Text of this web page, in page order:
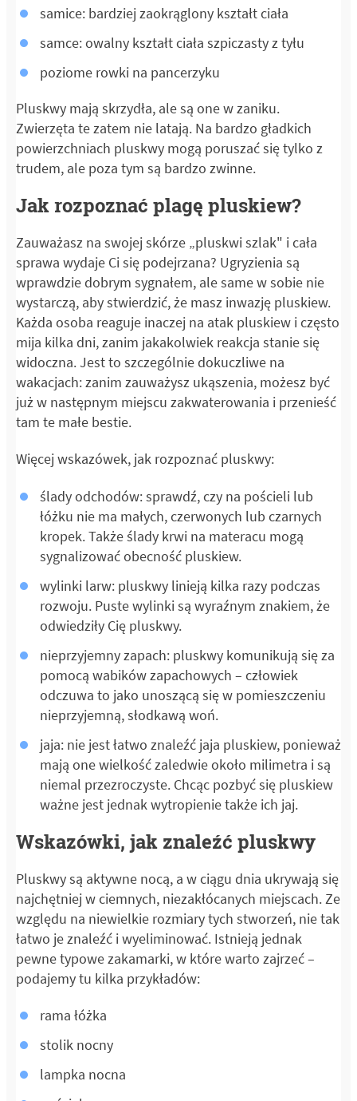
samice: bardziej zaokrąglony kształt ciała
samce: owalny kształt ciała szpiczasty z tyłu
poziome rowki na pancerzyku
Pluskwy mają skrzydła, ale są one w zaniku.
Zwierzęta te zatem nie latają. Na bardzo gładkich
powierzchniach pluskwy mogą poruszać się tylko z
trudem, ale poza tym są bardzo zwinne.
Jak rozpoznać plagę pluskiew?
Zauważasz na swojej skórze „pluskwi szlak" i cała
sprawa wydaje Ci się podejrzana? Ugryzienia są
wprawdzie dobrym sygnałem, ale same w sobie nie
wystarczą, aby stwierdzić, że masz inwazję pluskiew.
Każda osoba reaguje inaczej na atak pluskiew i często
mija kilka dni, zanim jakakolwiek reakcja stanie się
widoczna. Jest to szczególnie dokuczliwe na
wakacjach: zanim zauważysz ukąszenia, możesz być
już w następnym miejscu zakwaterowania i przenieść
tam te małe bestie.
Więcej wskazówek, jak rozpoznać pluskwy:
ślady odchodów: sprawdź, czy na pościeli lub
łóżku nie ma małych, czerwonych lub czarnych
kropek. Także ślady krwi na materacu mogą
sygnalizować obecność pluskiew.
wylinki larw: pluskwy linieją kilka razy podczas
rozwoju. Puste wylinki są wyraźnym znakiem, że
odwiedziły Cię pluskwy.
nieprzyjemny zapach: pluskwy komunikują się za
pomocą wabików zapachowych – człowiek
odczuwa to jako unoszącą się w pomieszczeniu
nieprzyjemną, słodkawą woń.
jaja: nie jest łatwo znaleźć jaja pluskiew, ponieważ
mają one wielkość zaledwie około milimetra i są
niemal przezroczyste. Chcąc pozbyć się pluskiew
ważne jest jednak wytropienie także ich jaj.
Wskazówki, jak znaleźć pluskwy
Pluskwy są aktywne nocą, a w ciągu dnia ukrywają się
najchętniej w ciemnych, niezakłócanych miejscach. Ze
względu na niewielkie rozmiary tych stworzeń, nie tak
łatwo je znaleźć i wyeliminować. Istnieją jednak
pewne typowe zakamarki, w które warto zajrzeć –
podajemy tu kilka przykładów:
rama łóżka
stolik nocny
lampka nocna